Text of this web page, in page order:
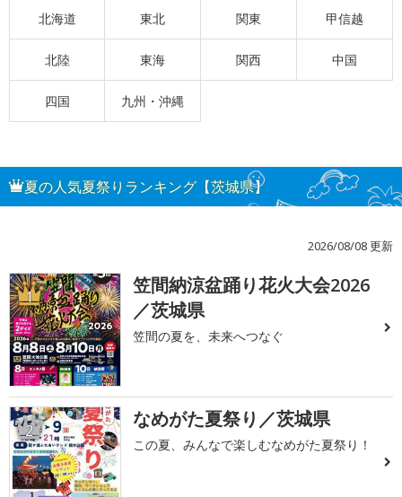
北海道 東北 関東 甲信越
北陸 東海 関西 中国
四国 九州・沖縄
夏の人気夏祭りランキング【茨城県】
2026/08/08 更新
1
笠間納涼盆踊り花火大会2026
／茨城県
笠間の夏を、未来へつなぐ
2 なめがた夏祭り／茨城県
この夏、みんなで楽しむなめがた夏祭り！